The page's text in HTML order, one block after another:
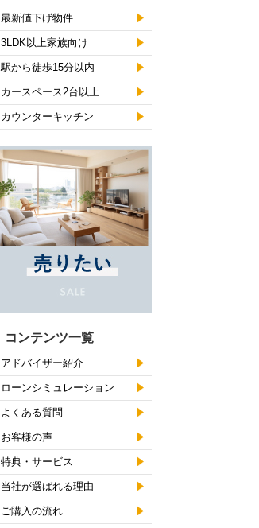
最新値下げ物件
3LDK以上家族向け
駅から徒歩15分以内
カースペース2台以上
カウンターキッチン
コンテンツ一覧
アドバイザー紹介
ローンシミュレーション
よくある質問
お客様の声
特典・サービス
当社が選ばれる理由
ご購入の流れ